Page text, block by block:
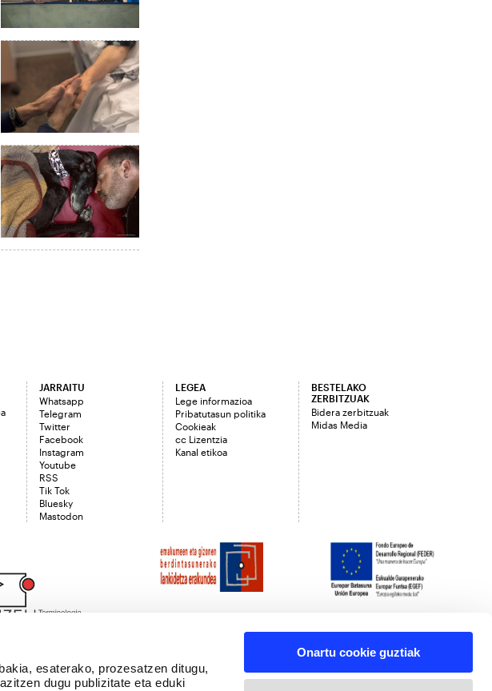
esaterako, prozesatzen ditugu,
dugu publizitate eta eduki
Onartu cookie guztiak
JARRAITU
Whatsapp
Telegram
Twitter
Facebook
Instagram
Youtube
RSS
Tik Tok
Bluesky
Mastodon
LEGEA
Lege informazioa
Pribatutasun politika
Cookieak
cc Lizentzia
Kanal etikoa
BESTELAKO
ZERBITZUAK
Bidera zerbitzuak
Midas Media